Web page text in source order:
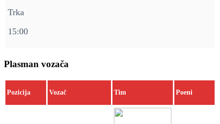
Trka
15:00
Plasman vozača
Pozicija Vozač Tim Poeni